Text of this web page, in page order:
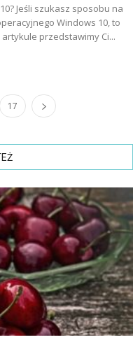
Jeśli szukasz sposobu na
Windows 10, to
artykule przedstawimy Ci...
17